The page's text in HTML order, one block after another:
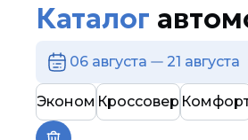
Каталог
06 августа 21 августа
Эконом Кроссовер